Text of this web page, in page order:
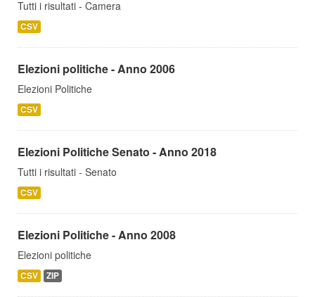
Tutti i risultati - Camera
CSV
Elezioni politiche - Anno 2006
Elezioni Politiche
CSV
Elezioni Politiche Senato - Anno 2018
Tutti i risultati - Senato
CSV
Elezioni Politiche - Anno 2008
Elezioni politiche
CSV ZIP